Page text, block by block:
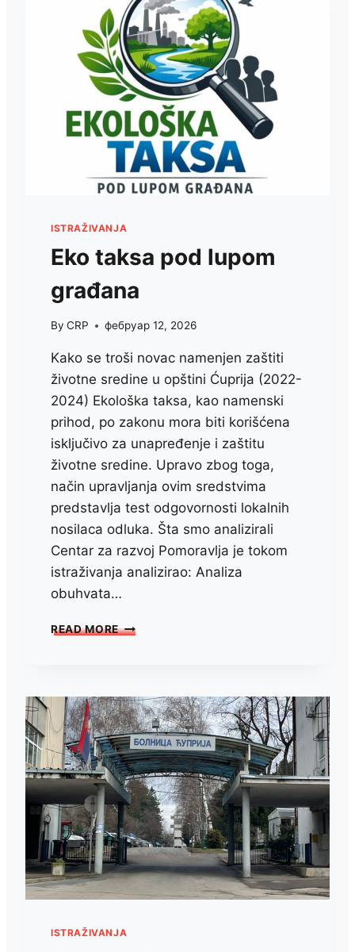
SPISKOM
U
POMORAVLJU?
ISTRAŽIVANJA
Eko taksa pod lupom
građana
By CRP фебруар 12, 2026
Kako se troši novac namenjen zaštiti
životne sredine u opštini Ćuprija (2022-
2024) Ekološka taksa, kao namenski
prihod, po zakonu mora biti korišćena
isključivo za unapređenje i zaštitu
životne sredine. Upravo zbog toga,
način upravljanja ovim sredstvima
predstavlja test odgovornosti lokalnih
nosilaca odluka. Šta smo analizirali
Centar za razvoj Pomoravlja je tokom
istraživanja analizirao: Analiza
obuhvata…
READ MORE EKO
ISTRAŽIVANJA